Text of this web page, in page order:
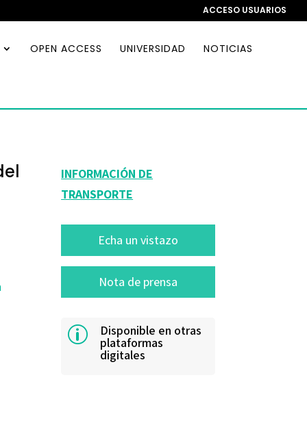
ACCESO USUARIOS
OPEN ACCESS UNIVERSIDAD NOTICIAS
INFORMACIÓN DE
TRANSPORTE
Echa un vistazo
Nota de prensa
p Disponible en otras
plataformas
digitales